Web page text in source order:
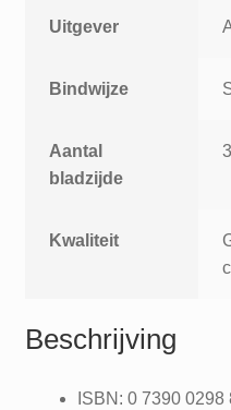
Uitgever
Bindwijze
Aantal
bladzijde
Kwaliteit
Beschrijving
ISBN: 0 7390 0298